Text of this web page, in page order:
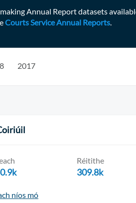
Annual Report datasets
Courts Service Annual Reports.
2017
Réitithe
309.8k
níos mó